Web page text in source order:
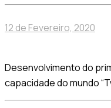
12 de Fevereiro, 2020
Desenvolvimento do
capacidade do mundo